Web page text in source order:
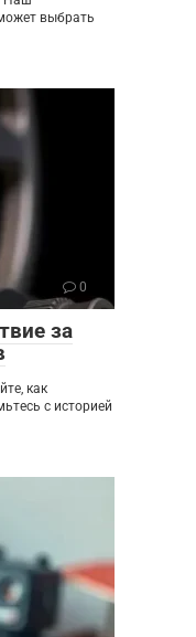
выбрать
0
за
как
с историей